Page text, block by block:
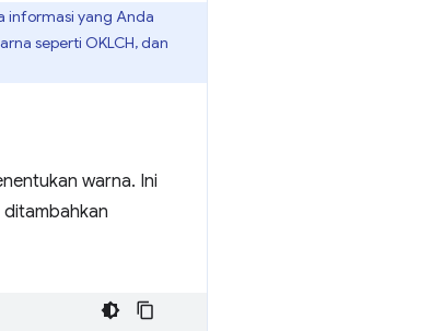
informasi yang Anda
seperti OKLCH, dan
warna. Ini